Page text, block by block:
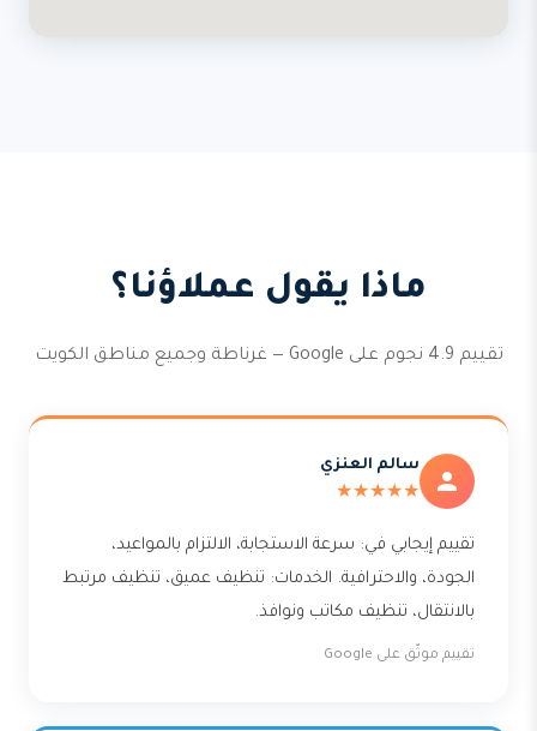
ماذا يقول عملاؤنا؟
تقييم 4.9 نجوم على Google — غرناطة وجميع مناطق الكويت
سالم العنزي
★★★★★
تقييم إيجابي في: سرعة الاستجابة، الالتزام بالمواعيد،
الجودة، والاحترافية. الخدمات: تنظيف عميق، تنظيف مرتبط
بالانتقال، تنظيف مكاتب ونوافذ.
تقييم موثّق على Google